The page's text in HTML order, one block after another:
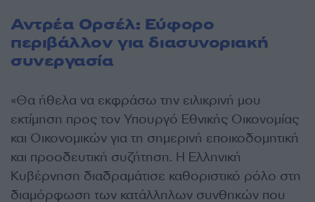
Αντρέα Ορσέλ: Εύφορο
περιβάλλον για διασυνοριακή
συνεργασία
«Θα ήθελα να εκφράσω την ειλικρινή μου
εκτίμηση προς τον Υπουργό Εθνικής Οικονομίας
και Οικονομικών για τη σημερινή εποικοδομητική
και προοδευτική συζήτηση. Η Ελληνική
Κυβέρνηση διαδραμάτισε καθοριστικό ρόλο στη
διαμόρφωση των κατάλληλων συνθηκών που